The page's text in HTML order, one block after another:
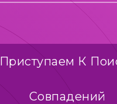
Приступаем К
Совпадений